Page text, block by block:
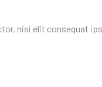
nisi elit consequat